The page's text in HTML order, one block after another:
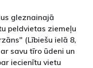
gleznainajā
peldvietas ziemeļu
(Lībiešu ielā 8,
savu tīro ūdeni un
iecienītu vietu